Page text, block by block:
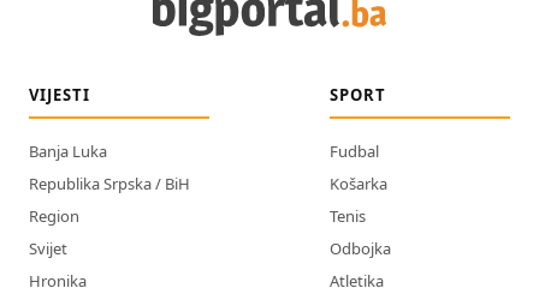
VIJESTI
Banja Luka
Republika Srpska / BiH
Region
Svijet
Hronika
SPORT
Fudbal
Košarka
Tenis
Odbojka
Atletika